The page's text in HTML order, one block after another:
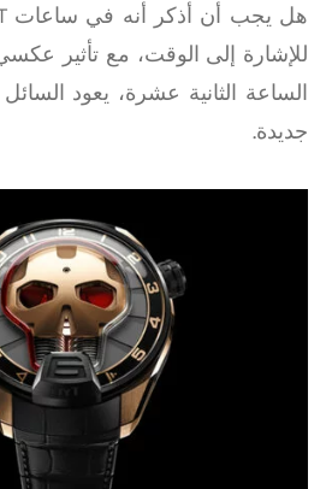
للإشارة إلى الوقت، مع تأثير
الساعة الثانية عشرة، يعود
جديدة.